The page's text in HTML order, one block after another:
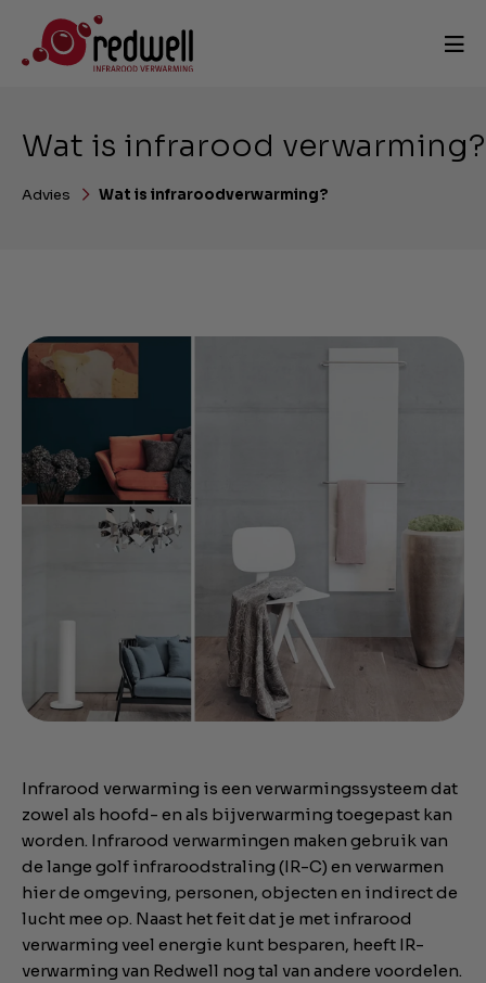
Wat is infrarood verwarming?
Advies Wat is infraroodverwarming?
Infrarood verwarming is een verwarmingssysteem dat
zowel als hoofd- en als bijverwarming toegepast kan
worden. Infrarood verwarmingen maken gebruik van
de lange golf infraroodstraling (IR-C) en verwarmen
hier de omgeving, personen, objecten en indirect de
lucht mee op. Naast het feit dat je met infrarood
verwarming veel energie kunt besparen, heeft IR-
verwarming van Redwell nog tal van andere voordelen.